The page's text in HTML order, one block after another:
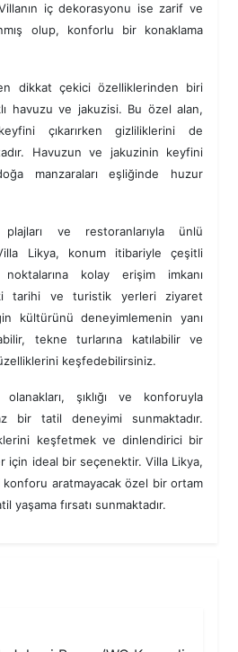
iç dekorasyonu ise zarif ve
olup, konforlu bir konaklama
dikkat çekici özelliklerinden biri
havuzu ve jakuzisi. Bu özel alan,
çıkarırken gizliliklerini de
Havuzun ve jakuzinin keyfini
manzaraları eşliğinde huzur
plajları ve restoranlarıyla ünlü
Likya, konum itibariyle çeşitli
kolay erişim imkanı
tarihi ve turistik yerleri ziyaret
kültürünü deneyimlemenin yanı
tekne turlarına katılabilir ve
keşfedebilirsiniz.
şıklığı ve konforuyla
bir tatil deneyimi sunmaktadır.
keşfetmek ve dinlendirici bir
için ideal bir seçenektir. Villa Likya,
konforu aratmayacak özel bir ortam
yaşama fırsatı sunmaktadır.